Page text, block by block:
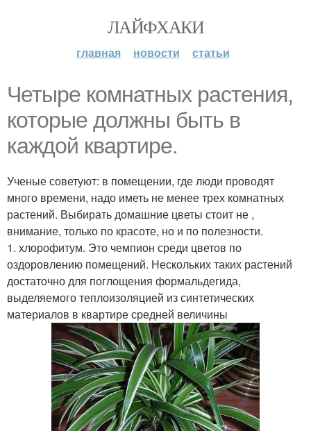
ЛАЙФХАКИ
главная новости статьи
Четыре комнатных растения,
которые должны быть в
каждой квартире.
Ученые советуют: в помещении, где люди проводят
много времени, надо иметь не менее трех комнатных
растений. Выбирать домашние цветы стоит не ,
внимание, только по красоте, но и по полезности.
1. хлорофитум. Это чемпион среди цветов по
оздоровлению помещений. Нескольких таких растений
достаточно для поглощения формальдегида,
выделяемого теплоизоляцией из синтетических
материалов в квартире средней величины